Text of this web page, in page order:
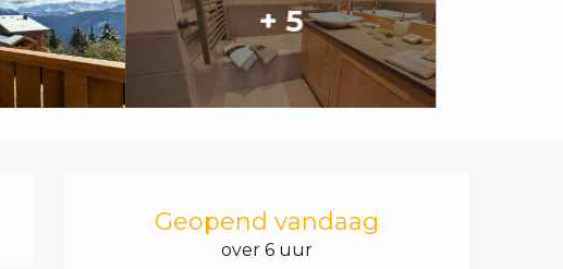
+ 5
Openingstijden en
Geopend vandaag
over 6 uur